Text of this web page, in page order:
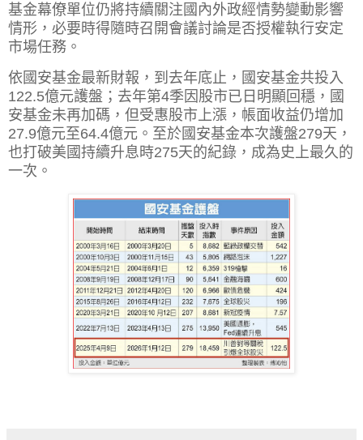
基金幕僚單位仍將持續關注國內外政經情勢變動影響
情形，必要時得隨時召開會議討論是否授權執行安定
市場任務。
依國安基金最新財報，到去年底止，國安基金共投入
122.5億元護盤；去年第4季因股市已日明顯回穩，國
安基金未再加碼，但受惠股市上漲，帳面收益仍增加
27.9億元至64.4億元。至於國安基金本次護盤279天，
也打破美國持續升息時275天的紀錄，成為史上最久的
一次。